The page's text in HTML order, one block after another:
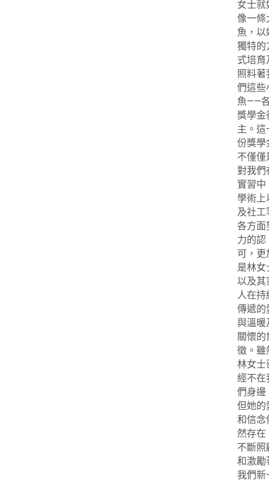
女士就
像一條
魚，以
獨特的
式培育
照料著
們這些
魚——
獎學金
主。這
份獎學
不僅僅
對我們
實習中
學術上
及社工
各方面
力的認
可，更
是林女
以及其
人在持
傳遞的
與溫暖
關懷的
徵。雖
林女士
經不在
們身邊
但她的
和信念
然存在
不斷照
和激勵
我們新